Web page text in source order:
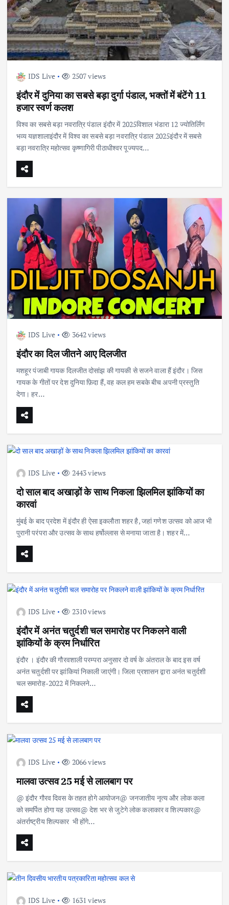
IDS Live 2507 views
इंदौर में दुनिया का सबसे बड़ा दुर्गा पंडाल, भक्तों में बंटेंगे 11
हजार स्वर्ण कलश
विश्व का सबसे बड़ा नवरात्रि पंडाल इंदौर में 2025विशाल भंडारा 12 ज्योतिर्लिंग
भव्य यज्ञशालाइंदौर में विश्व का सबसे बड़ा नवरात्रि पंडाल 2025इंदौर में सबसे
बड़ा नवरात्रि महोत्सव कृष्णागिरी पीठाधीश्वर पूज्यपद…
IDS Live 3642 views
इंदौर का दिल जीतने आए दिलजीत
मशहूर पंजाबी गायक दिलजीत दोसांझ की गायकी से सजने वाला हैं इंदौर। जिस
गायक के गीतों पर देश दुनिया फ़िदा हैं, वह कल हम सबके बीच अपनी प्रस्तुति
देगा। हर…
IDS Live 2443 views
दो साल बाद अखाड़ों के साथ निकला झिलमिल झांकियों का
कारवां
मुंबई के बाद प्रदेश में इंदौर ही ऐसा इकलौता शहर है, जहां गणेश उत्सव को आज भी
पुरानी परंपरा और उत्सव के साथ हर्षोल्लास से मनाया जाता है। शहर में…
IDS Live 2310 views
इंदौर में अनंत चतुर्दशी चल समारोह पर निकलने वाली
झांकियों के क्रम निर्धारित
इंदौर । इंदौर की गौरवशाली परम्परा अनुसार दो वर्ष के अंतराल के बाद इस वर्ष
अनंत चतुर्दशी पर झांकियां निकाली जाएंगी। जिला प्रशासन द्वारा अनंत चतुर्दशी
चल समारोह-2022 में निकलने…
IDS Live 2066 views
मालवा उत्सव 25 मई से लालबाग पर
@ इंदौर गौरव दिवस के तहत होगे आयोजन@ जनजातीय नृत्य और लोक कला
को समर्पित होगा यह उत्सव@ देश भर से जुटेगे लोक कलाकार व शिल्पकार@
अंतर्राष्ट्रीय शिल्पकार भी होंगे…
IDS Live 1631 views